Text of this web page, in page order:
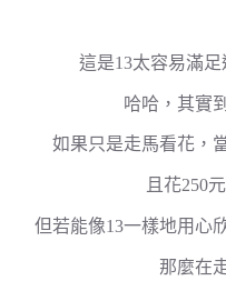
這是13太容易滿
哈哈，其實
如果只是走馬看花，
且花250
但若能像13一樣地用心
那麼在